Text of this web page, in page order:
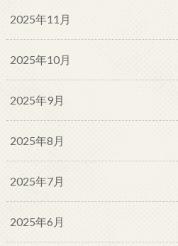
2025年11月
2025年10月
2025年9月
2025年8月
2025年7月
2025年6月